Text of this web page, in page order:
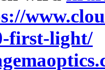
first-light/